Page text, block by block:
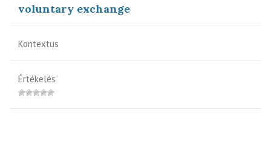
voluntary exchange
Kontextus
Értékelés